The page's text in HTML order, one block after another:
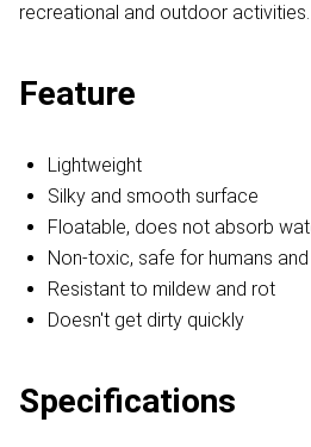
recreational and outdoor activities.
Feature
Lightweight
Silky and smooth surface
Floatable, does not absorb
Non-toxic, safe for humans
Resistant to mildew and rot
Doesn't get dirty quickly
Specifications